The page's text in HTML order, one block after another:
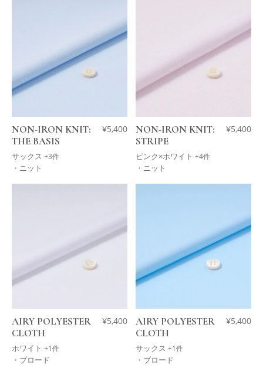
NON-IRON KNIT:
THE BASIS
サックス +3件
¥5,400
・ニット
NON-IRON KNIT:
STRIPE
ピンク×ホワイト +4件
¥5,400
・ニット
AIRY POLYESTER
CLOTH
ホワイト +1件
¥5,400
・ブロード
AIRY POLYESTER
CLOTH
サックス +1件
¥5,400
・ブロード